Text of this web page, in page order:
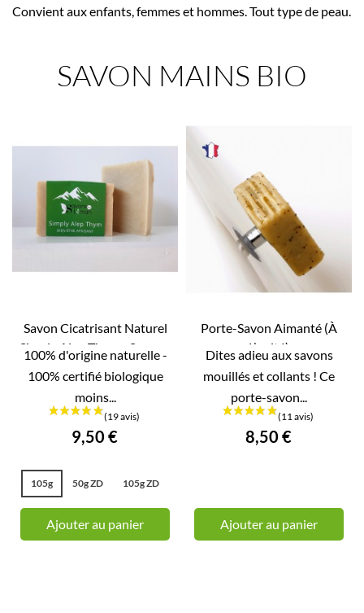
Convient aux enfants, femmes et hommes. Tout type de peau.
SAVON MAINS BIO
APERÇU RAPIDE
Savon Cicatrisant Naturel
Simply Alep Thym - Surgras
7%
100% d'origine naturelle -
100% certifié biologique
moins...
9,50 €
105g 50g ZD 105g ZD
Ajouter au panier
APERÇU RAPIDE
Porte-Savon Aimanté (à
L’unité)
Dites adieu aux savons
mouillés et collants ! Ce
porte-savon...
8,50 €
Ajouter au panier